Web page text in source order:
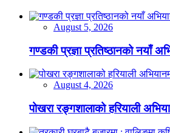
August 5, 2026
गण्डकी प्रज्ञा प्रतिष्ठानको नयाँ
August 4, 2026
पोखरा रङ्गशालाको हरियाली